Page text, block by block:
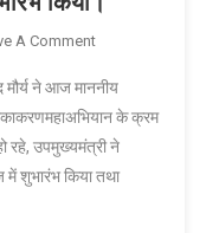
A CommentOn
मुख्यमंत्री
केशव
प्रसाद
मौर्य
ने आज माननीय
के क्रम
रहे, उपमुख्यमंत्री ने
शुभारंभ किया तथा